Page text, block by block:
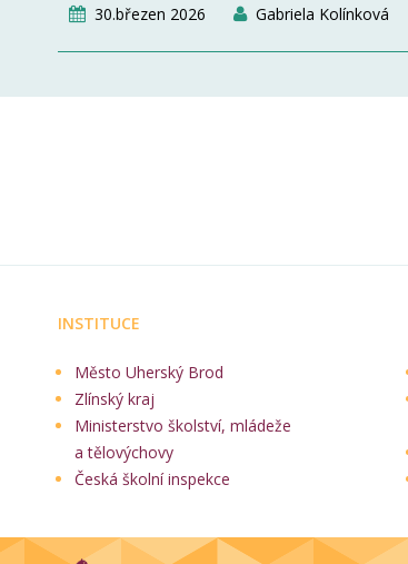
30.březen 2026 Gabriela Kolínková
INSTITUCE
Město Uherský Brod
Zlínský kraj
Ministerstvo školství, mládeže
a tělovýchovy
Česká školní inspekce